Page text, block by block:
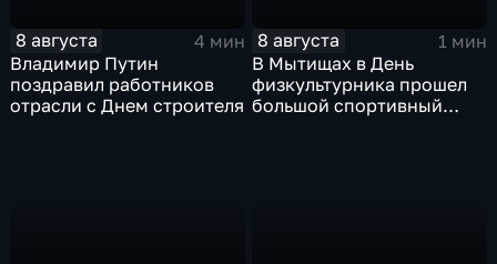
8 августа
4 мин
Владимир Путин
поздравил работников
отрасли с Днем строителя
8 августа
1 мин
В Мытищах в День
физкультурника прошел
большой спортивный